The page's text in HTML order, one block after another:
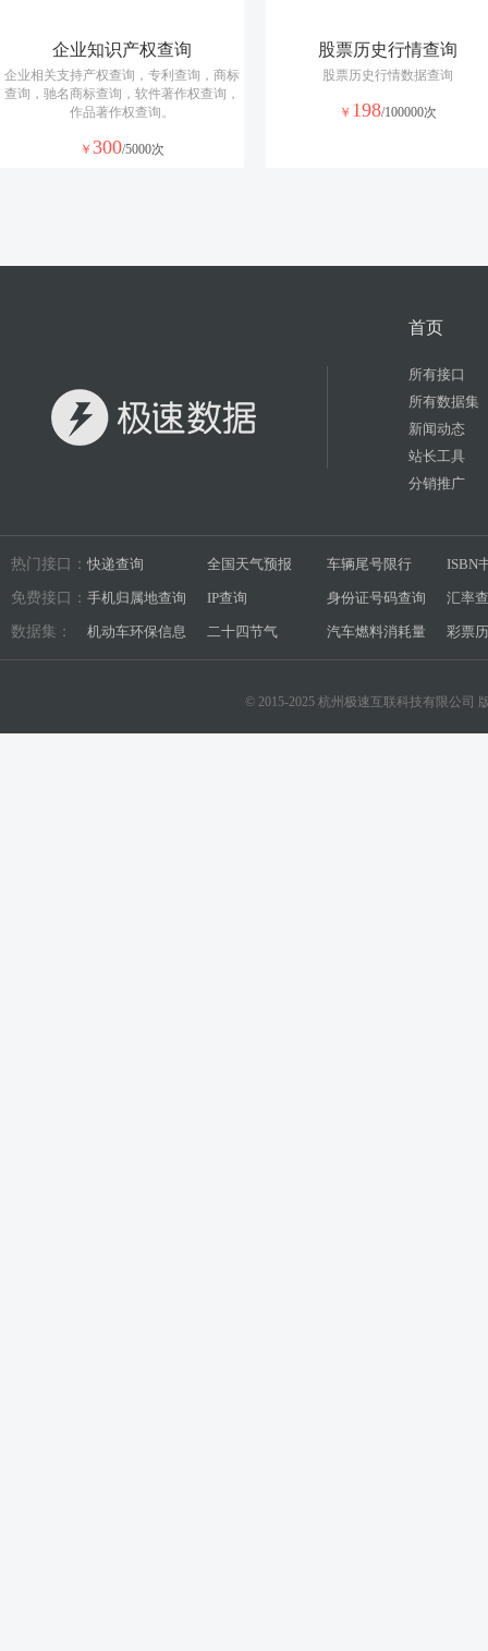
企业知识产权查询
企业相关支持产权查询，专利查询，商标
查询，驰名商标查询，软件著作权查询，
作品著作权查询。
￥ 300/5000次
股票历史行情查询
股票历史行情数据查询
￥ 198/100000次
首页
所有接口
所有数据集
新闻动态
站长工具
分销推广
热门接口： 快递查询 全国天气预报 车辆尾号限行 ISBN
免费接口： 手机归属地查询 IP查询 身份证号码查询 汇率
数据集： 机动车环保信息 二十四节气 汽车燃料消耗量 彩票
© 2015-2025 杭州极速互联科技有限公司